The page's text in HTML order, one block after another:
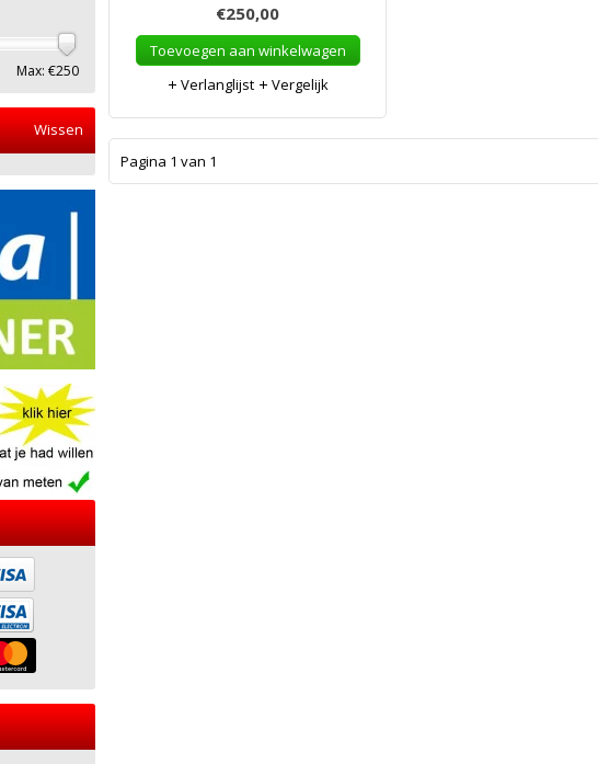
€250,00
Toevoegen aan winkelwagen
Verlanglijst
Vergelijk
Pagina 1 van 1
Max: €250
Wissen